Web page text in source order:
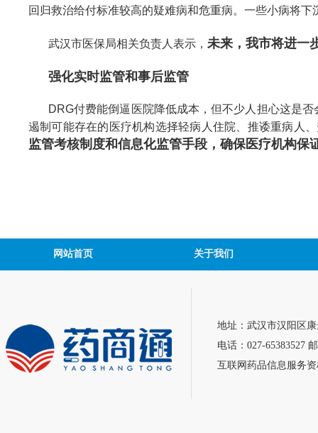
回归救治给付标准较高的疑难病和危重病。一些小病将下
武汉市医保局相关负责人表示， 未来，我市将进一
强化实时监管和事后监管
DRG付费能倒逼医院降低成本，但不少人担心这是
遏制可能存在的医疗机构选择轻病人住院、推诿重病人
监管考核制度和信息化监管手段，确保医疗机构保
网站首页 关于我们
地址：武汉市汉阳区
电话：027-65383527
互联网药品信息服务